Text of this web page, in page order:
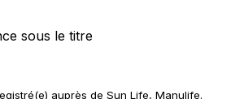
sous le titre
auprès de Sun Life, Manulife.